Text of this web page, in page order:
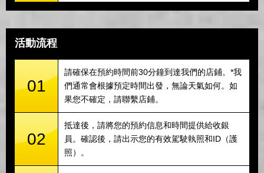
活動流程
01
請確保在預約時間前30分鐘到達我們的店鋪。*我
們通常會根據預定時間出發，無論天氣如何。如
果您不確定，請聯繫店鋪。
02
抵達後，請將您的預約信息和時間提供給收銀
員。確認後，請出示您的有效駕駛執照和ID（護
照）。